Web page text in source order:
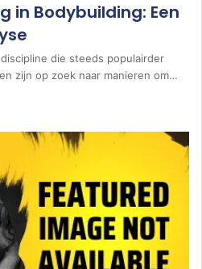
in Bodybuilding: Een
die steeds populairder
zijn op zoek naar manieren om…